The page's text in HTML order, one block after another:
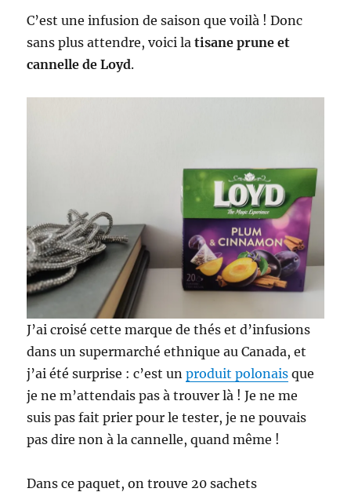
C’est une infusion de saison que voilà ! Donc
sans plus attendre, voici latisane prune et
cannelle de Loyd.
J’ai croisé cette marque de thés et d’infusions
dans un supermarché ethnique au Canada, et
j’ai été surprise : c’est unproduit polonais que
je ne m’attendais pas à trouver là ! Je ne me
suis pas fait prier pour le tester, je ne pouvais
pas dire non à la cannelle, quand même !
Dans ce paquet, on trouve 20 sachets